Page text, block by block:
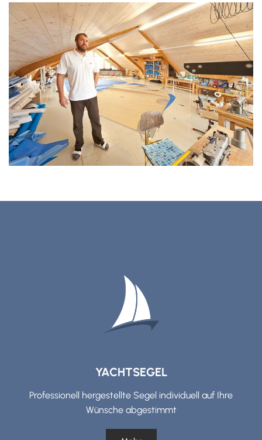
YACHTSEGEL
Professionell hergestellte Segel individuell auf Ihre
Wünsche abgestimmt